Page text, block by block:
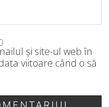
și site-ul web în
viitoare când o să